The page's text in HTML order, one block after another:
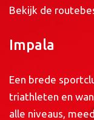
Bekijk de
Impala
Een brede
triathleten en
alle niveaus,